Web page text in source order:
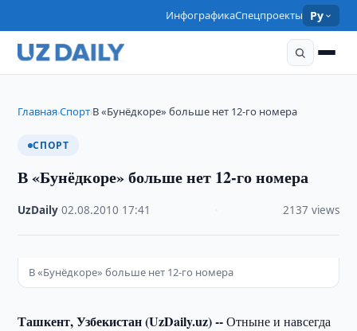
ИнфографикаСпецпроекты Ру
Главная›Спорт›В «Бунёдкоре» больше нет 12-го номера
СПОРТ
В «Бунёдкоре» больше нет 12-го номера
UzDaily ·02.08.2010 17:41 2137 views
В «Бунёдкоре» больше нет 12-го номера
Ташкент, Узбекистан (UzDaily.uz) --Отныне и навсегда